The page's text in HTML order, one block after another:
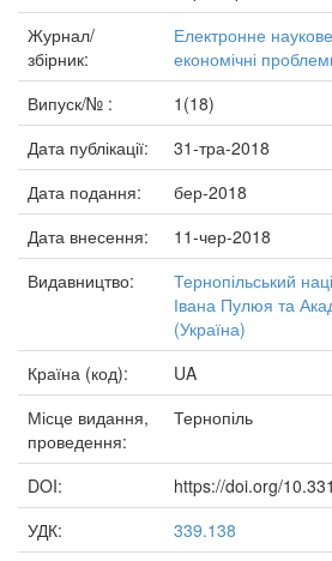
Журнал/
збірник:
Електронне
економічні
Випуск/№ :
1(18)
Дата публікації:
31-тра-2018
Дата подання:
бер-2018
Дата внесення:
11-чер-2018
Видавництво:
Тернопільський
Івана Пулюя та
(Україна)
Країна (код):
UA
Місце видання,
проведення:
Тернопіль
DOI:
https://doi.org/
УДК:
339.138